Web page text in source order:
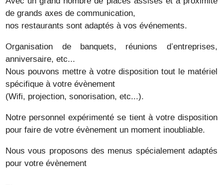
de grands axes de communication,
nos restaurants sont adaptés à vos événements.
Organisation de banquets, réunions d’entreprises,
anniversaire, etc...
Nous pouvons mettre à votre disposition tout le matériel
spécifique à votre évènement
(Wifi, projection, sonorisation, etc...).
Notre personnel expérimenté se tient à votre disposition
pour faire de votre évènement un moment inoubliable.
Nous vous proposons des menus spécialement adaptés
pour votre évènement